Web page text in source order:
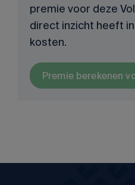
premie voor deze
direct inzicht heeft
kosten.
Premie berekenen